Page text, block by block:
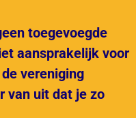
toegevoegde
aansprakelijk voor
vereniging
van uit dat je zo